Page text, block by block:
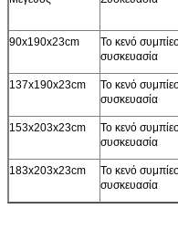
90x190x23cm
Το κενό
συσκευασία
137x190x23cm
Το κενό
συσκευασία
153x203x23cm
Το κενό
συσκευασία
183x203x23cm
Το κενό
συσκευασία